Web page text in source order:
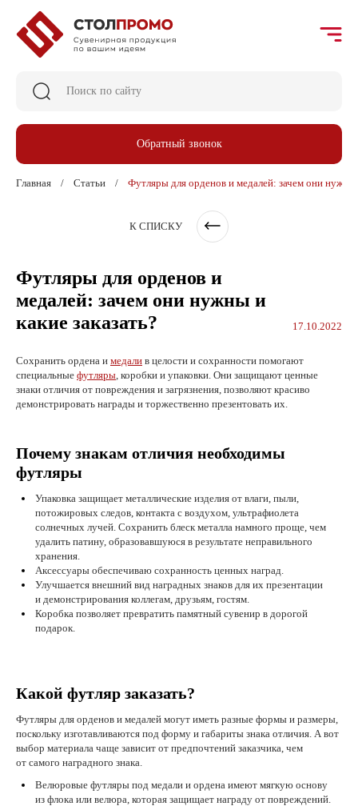
Обратный звонок
Главная Статьи Футляры для орденов и медалей: зачем они нужны
К СПИСКУ
Футляры для орденов и
медалей: зачем они нужны и
какие заказать?
17.10.2022
Сохранить ордена и медали в целости и сохранности помогают
специальные футляры, коробки и упаковки. Они защищают ценные
знаки отличия от повреждения и загрязнения, позволяют красиво
демонстрировать награды и торжественно презентовать их.
Почему знакам отличия необходимы
футляры
Упаковка защищает металлические изделия от влаги, пыли,
потожировых следов, контакта с воздухом, ультрафиолета
солнечных лучей. Сохранить блеск металла намного проще, чем
удалить патину, образовавшуюся в результате неправильного
хранения.
Аксессуары обеспечиваю сохранность ценных наград.
Улучшается внешний вид наградных знаков для их презентации
и демонстрирования коллегам, друзьям, гостям.
Коробка позволяет превратить памятный сувенир в дорогой
подарок.
Какой футляр заказать?
Футляры для орденов и медалей могут иметь разные формы и размеры,
поскольку изготавливаются под форму и габариты знака отличия. А вот
выбор материала чаще зависит от предпочтений заказчика, чем
от самого наградного знака.
Велюровые футляры под медали и ордена имеют мягкую основу
из флока или велюра, которая защищает награду от повреждений.